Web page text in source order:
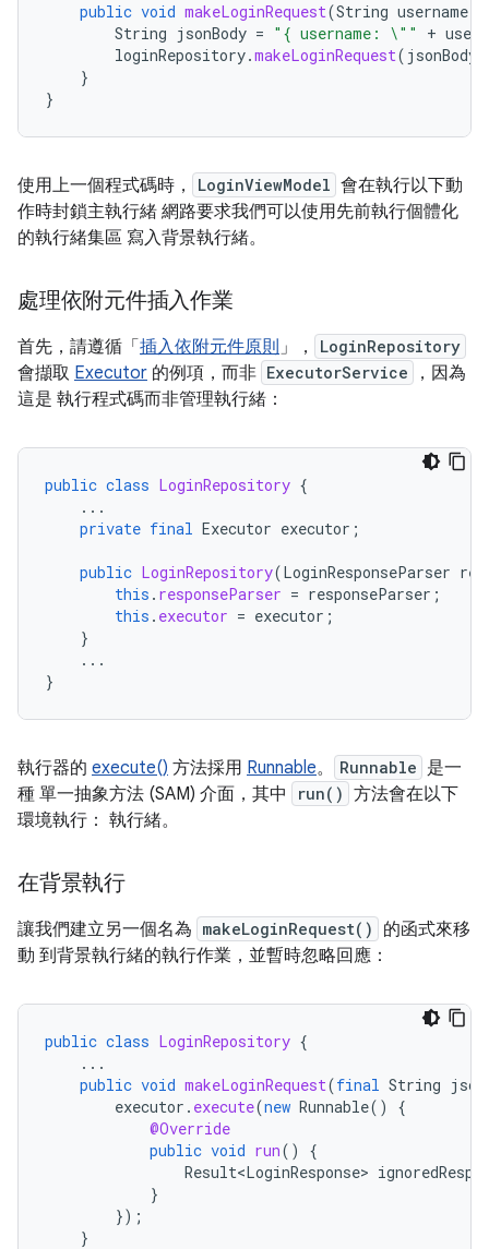
public void makeLoginRequest(String username
String jsonBody = "{ username: \"" +
loginRepository.makeLoginRequest( jsonBody
}
}
使用上一個程式碼時， LoginViewModel 會在執行以下動
作時封鎖主執行緒 網路要求我們可以使用先前執行個體化
的執行緒集區 寫入背景執行緒。
處理依附元件插入作業
首先，請遵循「 插入依附元件原則 」， LoginRepository
會擷取 Executor 的例項，而非 ExecutorService
，因為
這是 執行程式碼而非管理執行緒：
public class LoginRepository {
...
private final Executor executor ;
public LoginRepository(LoginResponseParser
this . responseParser = responseParser ;
this . executor = executor ;
}
...
}
執行器的 execute() 方法採用 Runnable。 Runnable 是一
種 單一抽象方法 (SAM) 介面，其中
run() 方法會在以下
環境執行： 執行緒。
在背景執行
讓我們建立另一個名為 makeLoginRequest()
的函式來移
動 到背景執行緒的執行作業，並暫時忽略回應：
public class LoginRepository {
...
public void makeLoginRequest(final String
executor . execute(new Runnable()
{
@Override
public void run()
{
Result<LoginResponse>
}
});
}